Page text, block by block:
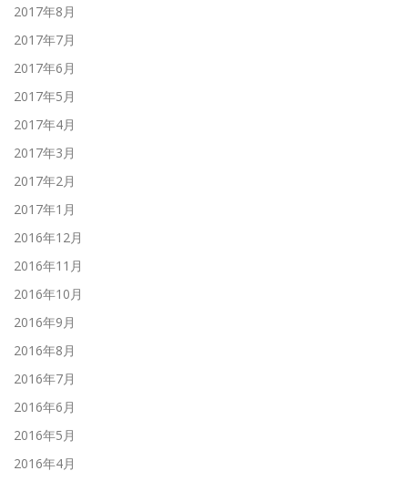
2017年8月
2017年7月
2017年6月
2017年5月
2017年4月
2017年3月
2017年2月
2017年1月
2016年12月
2016年11月
2016年10月
2016年9月
2016年8月
2016年7月
2016年6月
2016年5月
2016年4月